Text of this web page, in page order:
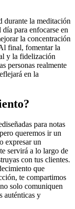
durante la meditación
para enfocarse en
la concentración
final, fomentar la
y la fidelización
personas realmente
en la
para notas
queremos ir un
expresar un
servirá a lo largo de
con tus clientes.
que
te compartimos
solo comuniquen
auténticas y